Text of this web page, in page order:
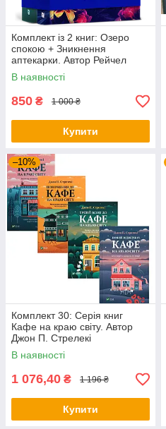
Комплект із 2 книг: Озеро
спокою + Зникнення
аптекарки. Автор Рейчел
Кейн і Сара Пеннер
В наявності
850 ₴ 1 000 ₴
Купити
–10%
Комплект 30: Серія книг
Кафе на краю світу. Автор
Джон П. Стрелекі
В наявності
1 076,40 ₴ 1 196 ₴
Купити